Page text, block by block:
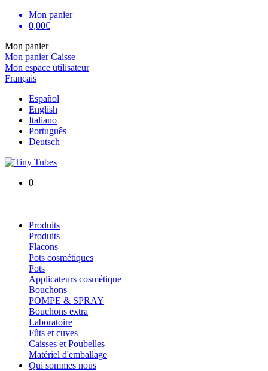
Mon panier
0,00€
Mon panier
Mon panier Caisse
Mon espace utilisateur
Français
Español
English
Italiano
Português
Deutsch
0
Produits
Produits
Flacons
Pots cosmétiques
Pots
Applicateurs cosmétique
Bouchons
POMPE & SPRAY
Bouchons extra
Laboratoire
Fûts et cuves
Caisses et Poubelles
Matériel d'emballage
Qui sommes nous